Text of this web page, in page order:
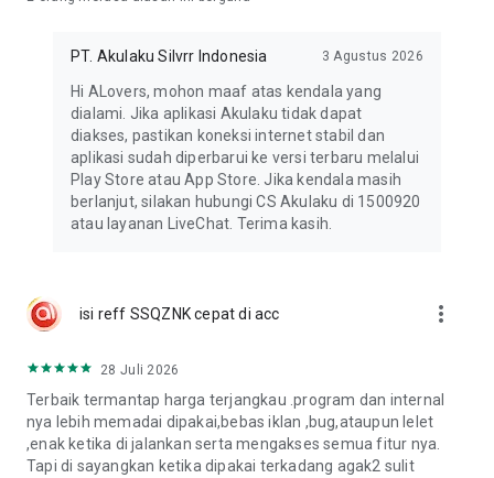
WhatsApp +62 811-1912-0548 (Chatbot)
*JANGAN pernah menghubungi di nomor lain atau pusat
bantuan layanan yang tidak resmi, Akulaku TIDAK PERNAH
meminta kata sandi atau kode (OTP) verifikasi milik kamu,
jadi JANGAN berikan data tersebut kepada siapapun untuk
menjaga akunmu tetap aman.
PT. Akulaku Silvrr Indonesia 3 Agustus 2026
Hi ALovers, mohon maaf atas kendala yang
dialami. Jika aplikasi Akulaku tidak dapat
diakses, pastikan koneksi internet stabil dan
aplikasi sudah diperbarui ke versi terbaru melalui
Play Store atau App Store. Jika kendala masih
berlanjut, silakan hubungi CS Akulaku di 1500920
atau layanan LiveChat. Terima kasih.
isi reff SSQZNK cepat di acc more_vert
28 Juli 2026
Terbaik termantap harga terjangkau .program dan internal
nya lebih memadai dipakai,bebas iklan ,bug,ataupun lelet
,enak ketika di jalankan serta mengakses semua fitur nya.
Tapi di sayangkan ketika dipakai terkadang agak2 sulit